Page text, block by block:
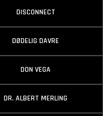
DISCONNECT
DØDELIG DAVRE
DON VEGA
DR. ALBERT MERLING